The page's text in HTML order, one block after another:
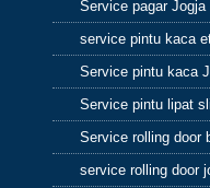
atau orang lain
pasti kembali
hikmah 4
Apabila telah
bertebaranlah
karunia Allah dan
banyak agar
Service pagar Jogja
service pintu kaca
Service pintu kaca
Service pintu lipat
Service rolling door
service rolling door